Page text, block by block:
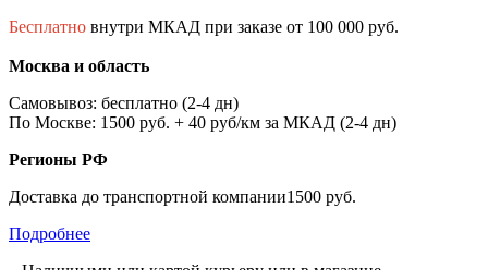
Бесплатно внутри МКАД при заказе от 100 000 руб.
Москва и область
Самовывоз: бесплатно (2-4 дн)
По Москве: 1500 руб. + 40 руб/км за МКАД (2-4 дн)
Регионы РФ
Доставка до транспортной компании1500 руб.
Подробнее